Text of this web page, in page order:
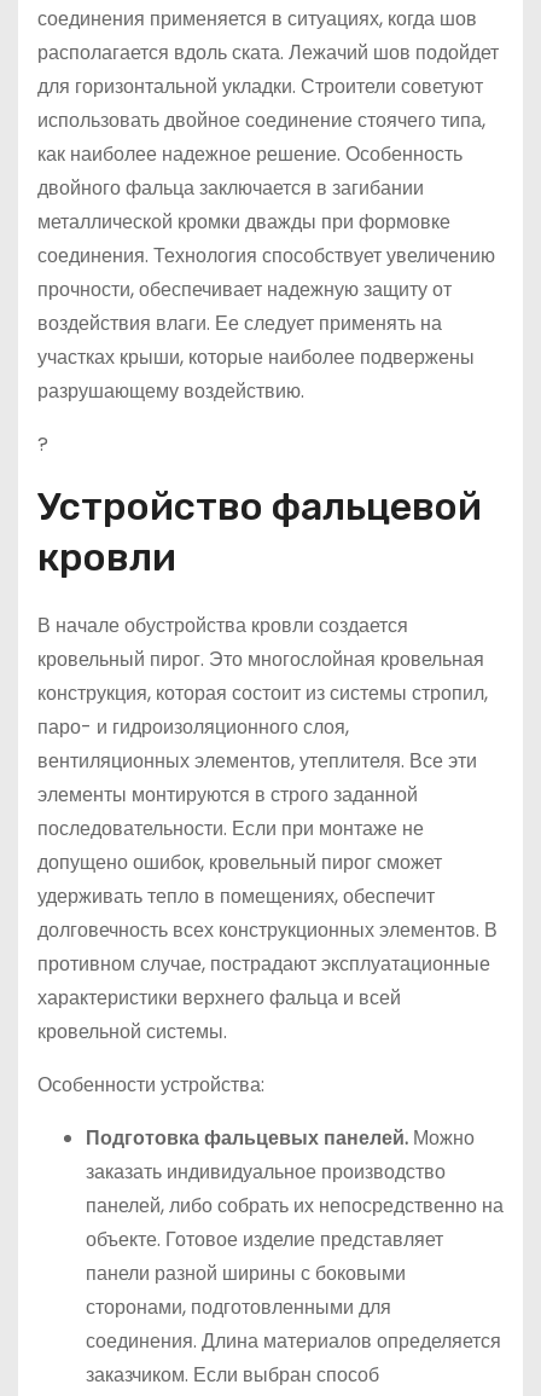
соединения применяется в ситуациях, когда шов
располагается вдоль ската. Лежачий шов подойдет
для горизонтальной укладки. Строители советуют
использовать двойное соединение стоячего типа,
как наиболее надежное решение. Особенность
двойного фальца заключается в загибании
металлической кромки дважды при формовке
соединения. Технология способствует увеличению
прочности, обеспечивает надежную защиту от
воздействия влаги. Ее следует применять на
участках крыши, которые наиболее подвержены
разрушающему воздействию.
?
Устройство фальцевой
кровли
В начале обустройства кровли создается
кровельный пирог. Это многослойная кровельная
конструкция, которая состоит из системы стропил,
паро- и гидроизоляционного слоя,
вентиляционных элементов, утеплителя. Все эти
элементы монтируются в строго заданной
последовательности. Если при монтаже не
допущено ошибок, кровельный пирог сможет
удерживать тепло в помещениях, обеспечит
долговечность всех конструкционных элементов. В
противном случае, пострадают эксплуатационные
характеристики верхнего фальца и всей
кровельной системы.
Особенности устройства:
Подготовка фальцевых панелей. Можно
заказать индивидуальное производство
панелей, либо собрать их непосредственно на
объекте. Готовое изделие представляет
панели разной ширины с боковыми
сторонами, подготовленными для
соединения. Длина материалов определяется
заказчиком. Если выбран способ